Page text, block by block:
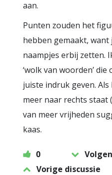
aan.
Punten zouden het
hebben gemaakt, want
naampjes erbij zetten.
‘wolk van woorden’
juiste indruk geven.
meer naar rechts staat
van meer vrijheden
kaas.
0
Vorige discussie